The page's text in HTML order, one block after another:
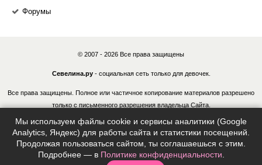
Форумы
© 2007 - 2026 Все права защищены
Севелина.ру- социальная сеть только для девочек.
Все права защищены. Полное или частичное копирование материалов разрешено
только с письменного разрешения владельца Сайта.
В случае обнаружения нарушений, виновные лица могут быть привлечены к
ответственности в соответствии с действующим законодательством Российской
Федерации.
Мы используем файлы cookie и сервисы аналитики (Google
Analytics, Яндекс) для работы сайта и статистики посещений.
Продолжая пользоваться сайтом, ты соглашаешься с этим.
Подробнее — в Политике конфиденциальности